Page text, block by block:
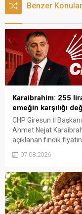
Benzer Konular
Karaibrahim: 255
emeğin karşılığı
CHP Giresun İl Başkanı
Ahmet Nejat
açıklanan fındık
karşısında yetersiz
emeğinin korunmasını
istedi. Karaibrahim,
sürdürülebilir üretim
fiyat politikasının
07.08.2026